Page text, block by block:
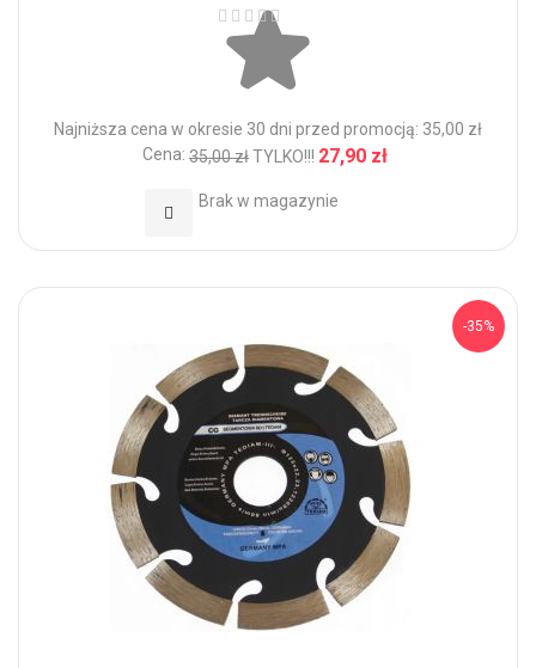
Ocena:
Najniższa cena w okresie 30 dni przed promocją: 35,00 zł
Cena: 35,00 złTYLKO!!! 27,90 zł
Brak w magazynie
Dodaj do Ulubionych
-35%